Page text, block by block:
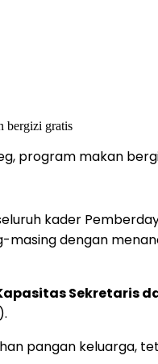
program makan
kader
dengan
Sekretaris
pangan keluarga,